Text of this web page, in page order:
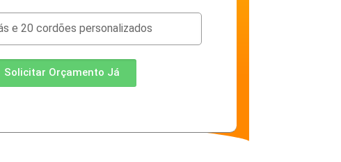
Solicitar Orçamento Já